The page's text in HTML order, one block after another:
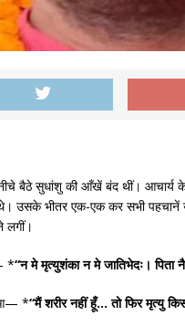
बैठे सुधांशु की आँखें बंद थीं। आचार्य
उसके भीतर एक-एक कर सभी
लगीं।
*“न मे मृत्युशंका न मे जातिभेदः। पिता
*“मैं शरीर नहीं हूँ… तो फिर मृत्यु